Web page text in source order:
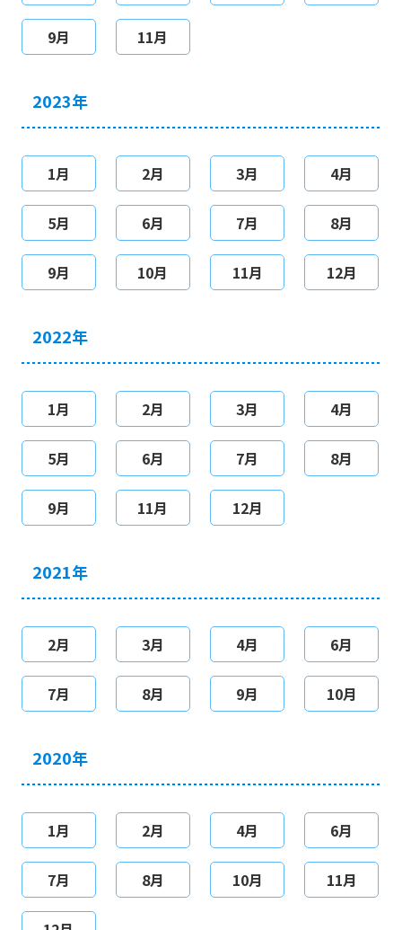
9月 11月
2023年
1月 2月 3月 4月
5月 6月 7月 8月
9月 10月 11月 12月
2022年
1月 2月 3月 4月
5月 6月 7月 8月
9月 11月 12月
2021年
2月 3月 4月 6月
7月 8月 9月 10月
2020年
1月 2月 4月 6月
7月 8月 10月 11月